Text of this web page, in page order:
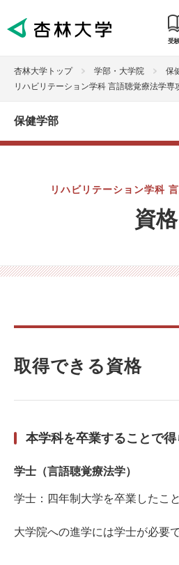
受
杏林大学トップ 学部・大学院 保
リハビリテーション学科 言語聴覚療法学専
保健学部
リハビリテーション学科
資格
取得できる資格
本学科を卒業することで
学士（言語聴覚療法学）
学士：四年制大学を卒業したこ
大学院への進学には学士が必要で